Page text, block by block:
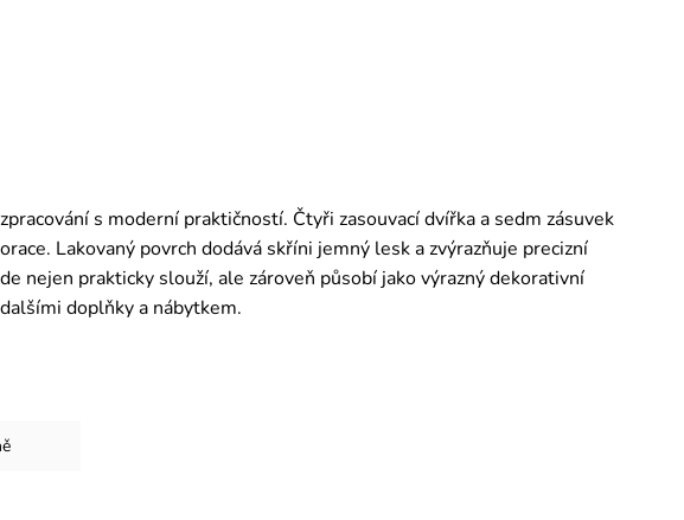
s moderní praktičností. Čtyři zasouvací dvířka a sedm zásuvek
Lakovaný povrch dodává skříni jemný lesk a zvýrazňuje precizní
nejen prakticky slouží, ale zároveň působí jako výrazný dekorativní
doplňky a nábytkem.